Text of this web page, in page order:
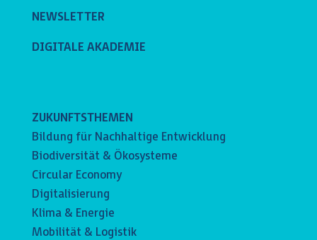
NEWSLETTER
DIGITALE AKADEMIE
ZUKUNFTSTHEMEN
Bildung für Nachhaltige Entwicklung
Biodiversität & Ökosysteme
Circular Economy
Digitalisierung
Klima & Energie
Mobilität & Logistik